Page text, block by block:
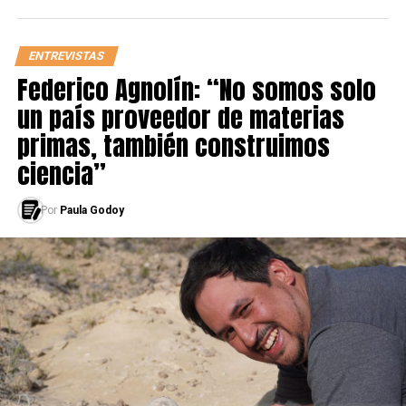
hoy no lo haría, pero en ese momento yo era bravo.
-¿Cómo se maneja una barra brava en el fútbol
argentino?
-Tengo la teoría de que cada vez las barras están más
diezmadas, tarde o temprano van a desaparecer. Nadie
quiere ir preso ahora. Se manejan como un grupo de
música. “La 12” son los Rolling Stones, no necesitan vivir
ENTREVISTAS
Federico Agnolín: “No somos solo
un país proveedor de materias
primas, también construimos
ciencia”
Por Paula Godoy